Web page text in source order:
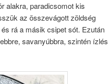
alakra, paradicsomot kis
az összevágott zöldség
rá a másik csipet sót. Ezután
savanyúbbra, szintén ízlés